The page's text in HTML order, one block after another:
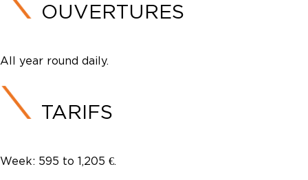
OUVERTURES
All year round daily.
TARIFS
Week: 595 to 1,205 €.